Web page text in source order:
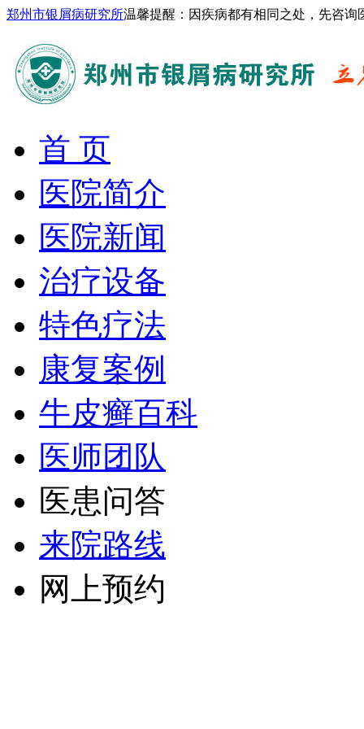
郑州市银屑病研究所温馨提醒：因疾病都有相同之处，先咨
首 页
医院简介
医院新闻
治疗设备
特色疗法
康复案例
牛皮癣百科
医师团队
医患问答
来院路线
网上预约